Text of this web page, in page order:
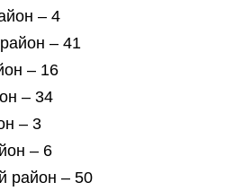
– 4
– 41
– 16
– 34
– 3
– 6
район – 50